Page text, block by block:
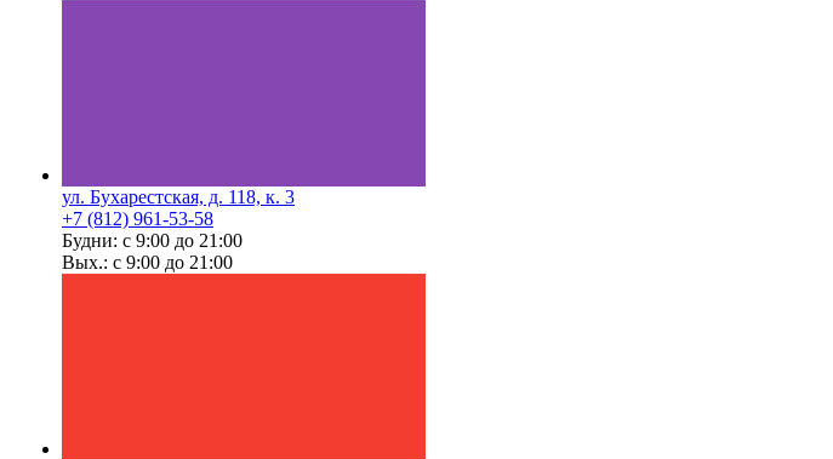
ул. Бухарестская, д. 118, к. 3
+7 (812) 961-53-58
Будни: с 9:00 до 21:00
Вых.: с 9:00 до 21:00